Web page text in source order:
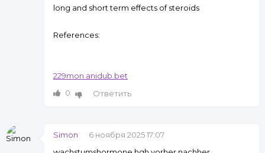
long and short term effects of steroids
References:
229mon.anidub.bet
0
Ответить
Simon
6 ноября 2025 17:07